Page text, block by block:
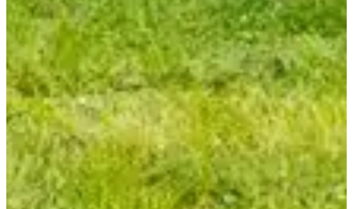
Gobelet personnel obligatoire (aucun gobelet fourni sur les ravitos).
25 km : 2 ravitaillements complets + à l’arrivée
12 km : 1 ravitaillement complet + à l’arrivée
🎒 Matériel :
Aucun matériel obligatoire, mais :
On te recommande vivement de partir avec une réserve d’eau
de 500 ml minimum.